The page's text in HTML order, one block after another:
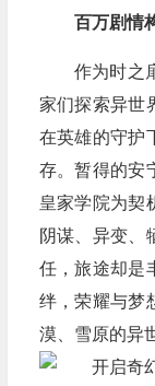
百万剧情
作为时之
家们探索异世
在英雄的守护
存。暂得的安
皇家学院为契
阴谋、异变、
任，旅途却是
绊，荣耀与梦
漠、雪原的异